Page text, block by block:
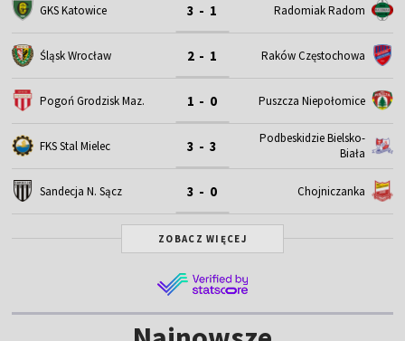
GKS Katowice 3 - 1 Radomiak Radom
Śląsk Wrocław 2 - 1 Raków Częstochowa
Pogoń Grodzisk Maz. 1 - 0 Puszcza Niepołomice
FKS Stal Mielec 3 - 3
Podbeskidzie Bielsko-
Biała
Sandecja N. Sącz 3 - 0 Chojniczanka
ZOBACZ WIĘCEJ